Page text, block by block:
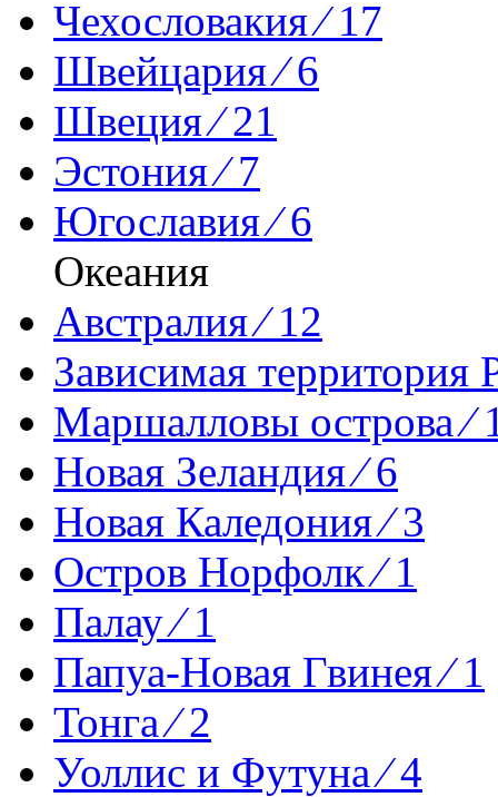
Чехословакия ⁄ 17
Швейцария ⁄ 6
Швеция ⁄ 21
Эстония ⁄ 7
Югославия ⁄ 6
Океания
Австралия ⁄ 12
Зависимая территория
Маршалловы острова ⁄
Новая Зеландия ⁄ 6
Новая Каледония ⁄ 3
Остров Норфолк ⁄ 1
Палау ⁄ 1
Папуа-Новая Гвинея ⁄ 1
Тонга ⁄ 2
Уоллис и Футуна ⁄ 4